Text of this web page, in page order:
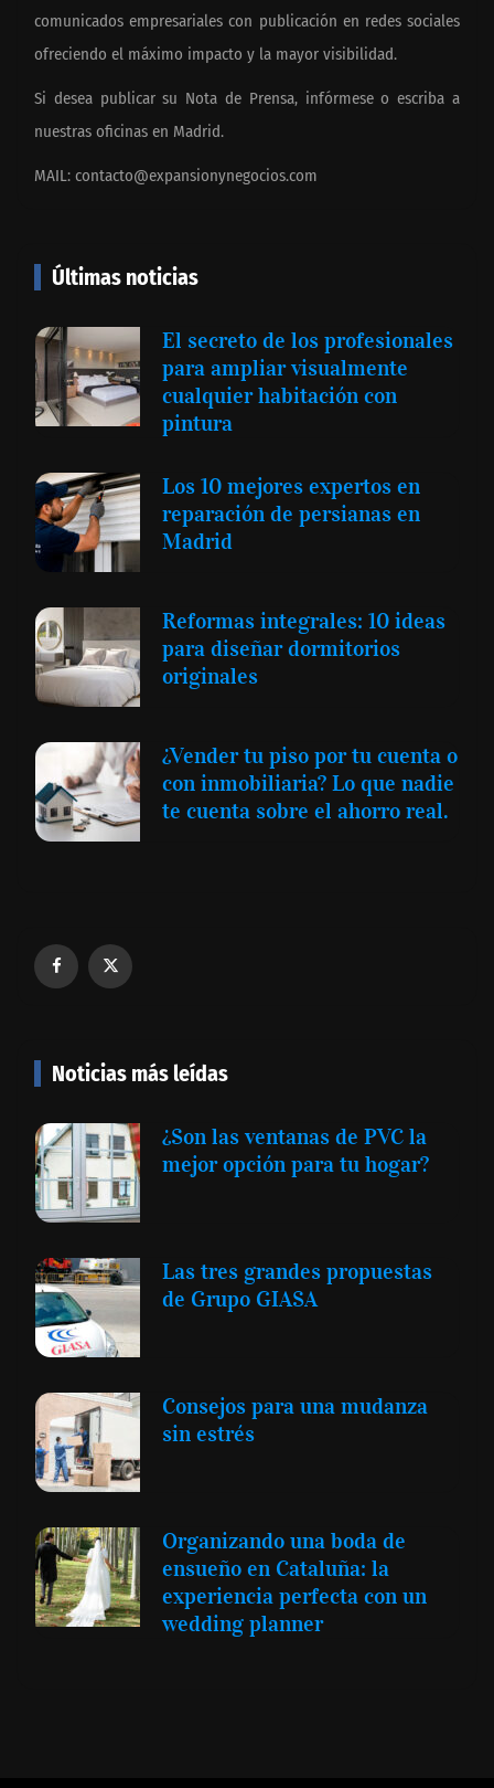
comunicados empresariales con publicación en redes sociales
ofreciendo el máximo impacto y la mayor visibilidad.
Si desea publicar su Nota de Prensa, infórmese o escriba a
nuestras oficinas en Madrid.
MAIL: contacto@expansionynegocios.com
Últimas noticias
El secreto de los profesionales
para ampliar visualmente
cualquier habitación con
pintura
Los 10 mejores expertos en
reparación de persianas en
Madrid
Reformas integrales: 10 ideas
para diseñar dormitorios
originales
¿Vender tu piso por tu cuenta o
con inmobiliaria? Lo que nadie
te cuenta sobre el ahorro real.
Noticias más leídas
¿Son las ventanas de PVC la
mejor opción para tu hogar?
Las tres grandes propuestas
de Grupo GIASA
Consejos para una mudanza
sin estrés
Organizando una boda de
ensueño en Cataluña: la
experiencia perfecta con un
wedding planner